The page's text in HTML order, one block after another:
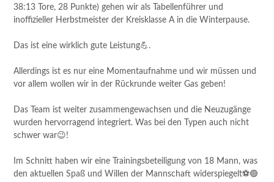
38:13 Tore, 28 Punkte) gehen wir als Tabellenführer und
inoffizieller Herbstmeister der Kreisklasse A in die Winterpause.
Das ist eine wirklich gute Leistung💪.
Allerdings ist es nur eine Momentaufnahme und wir müssen und
vor allem wollen wir in der Rückrunde weiter Gas geben!
Das Team ist weiter zusammengewachsen und die Neuzugänge
wurden hervorragend integriert. Was bei den Typen auch nicht
schwer war😉!
Im Schnitt haben wir eine Trainingsbeteiligung von 18 Mann, was
den aktuellen Spaß und Willen der Mannschaft widerspiegelt⚽️🟢